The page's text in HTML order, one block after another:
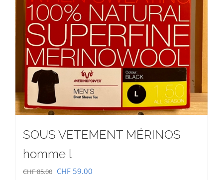
SOUS VETEMENT MÉRINOS
homme l
CHF85.00 Le
CHF 59.00